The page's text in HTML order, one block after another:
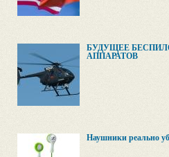
БУДУЩЕЕ
АППАРАТОВ
Наушники реально